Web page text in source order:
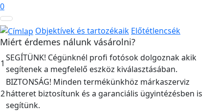
0
Objektívek és tartozékaik Előtétlencsék
Miért érdemes nálunk vásárolni?
1
SEGÍTÜNK! Cégünknél profi fotósok dolgoznak akik
segítenek a megfelelő eszköz kiválasztásában.
2
BIZTONSÁG! Minden termékünkhöz márkaszerviz
hátteret biztosítunk és a garanciális ügyintézésben is
segítünk.